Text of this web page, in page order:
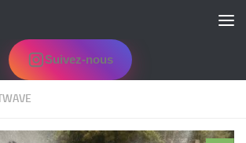
Suivez-nous